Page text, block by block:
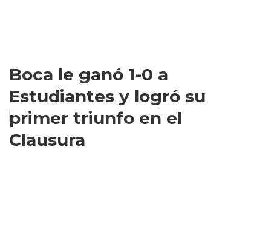
Boca le ganó 1-0 a
Estudiantes y logró su
primer triunfo en el
Clausura